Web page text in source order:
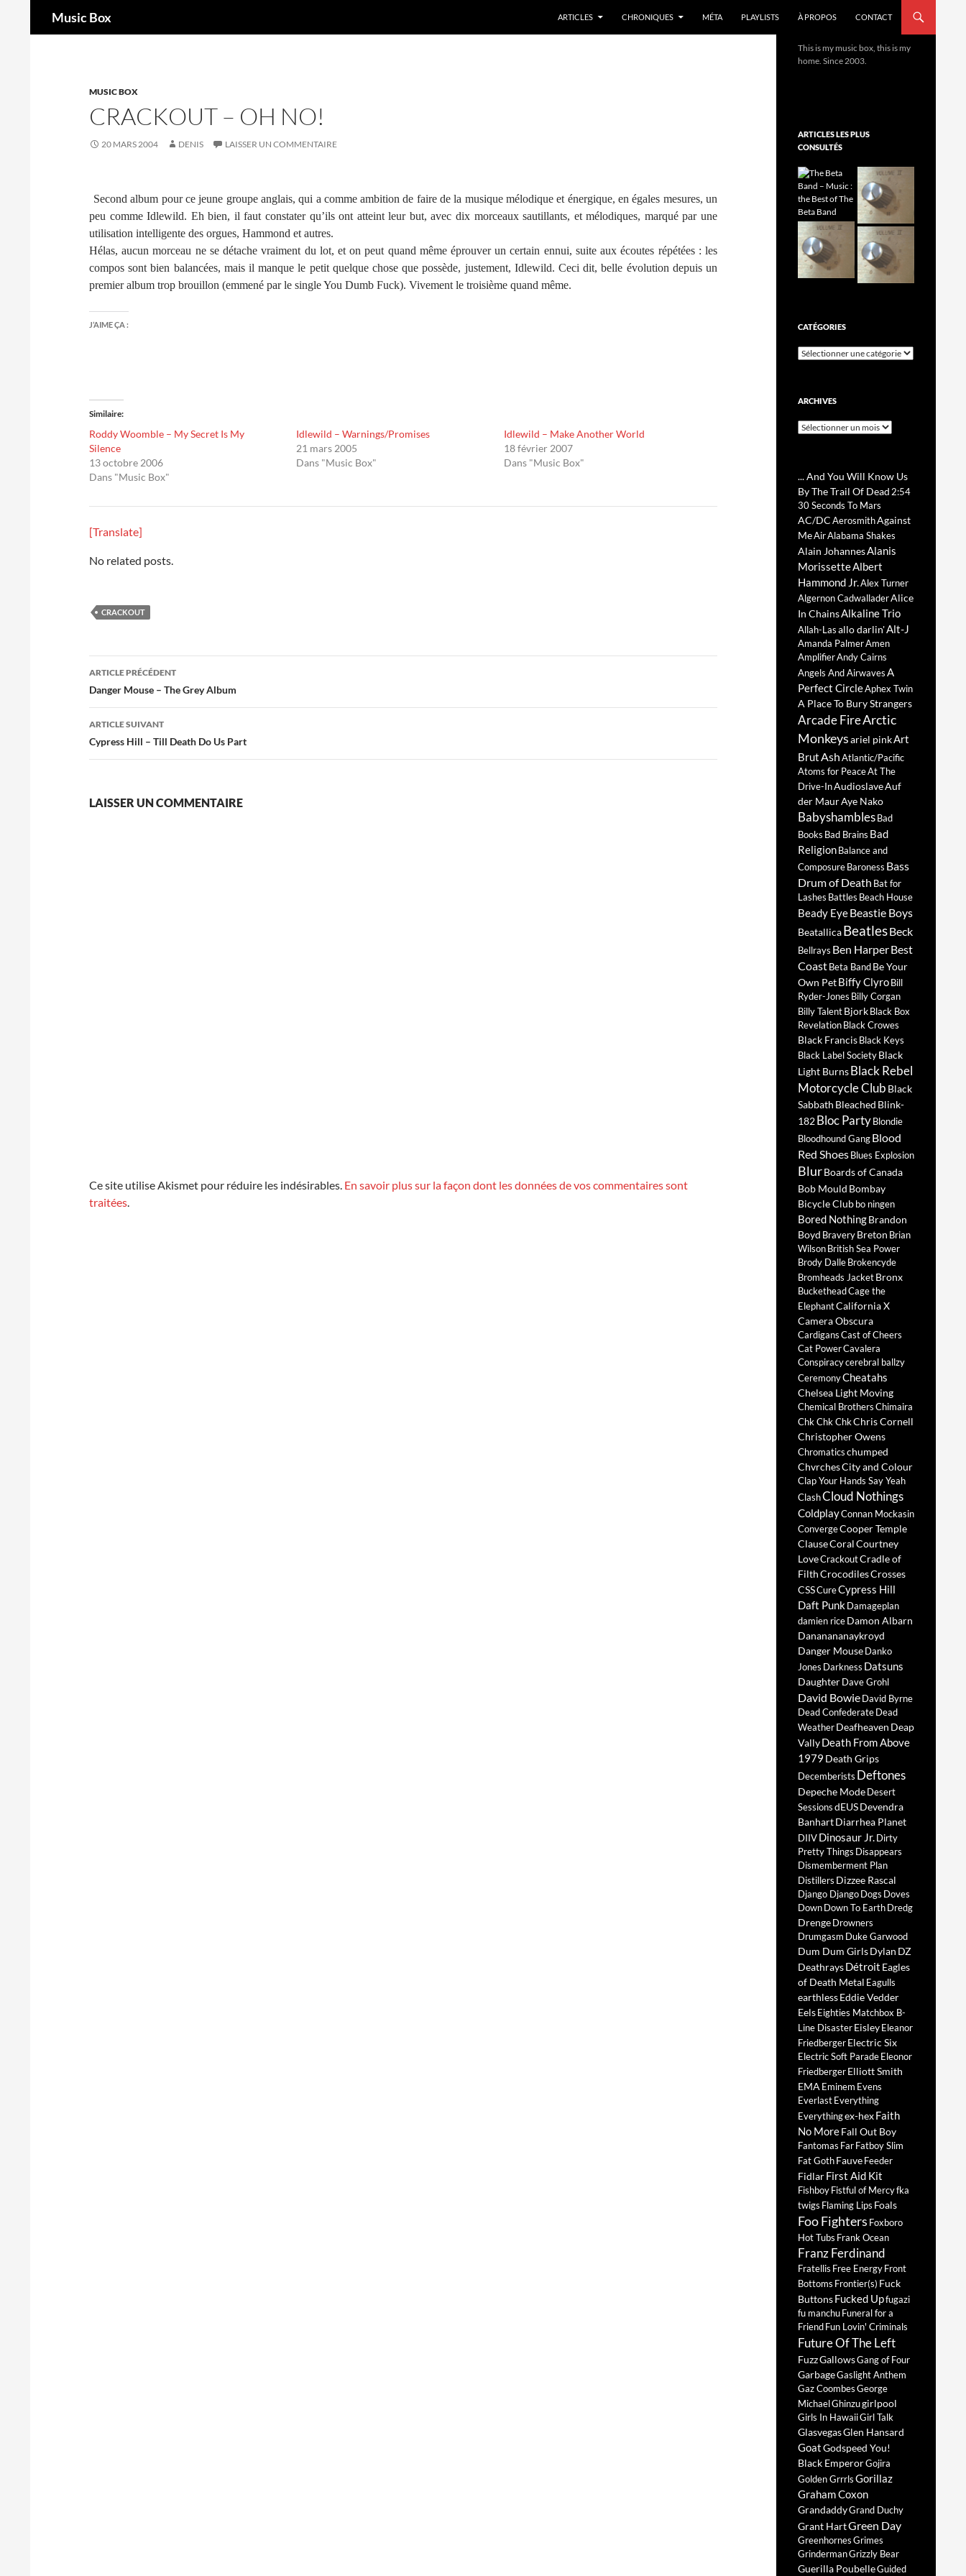
Music Box ARTICLES CHRONIQUES MÉTA PLAYLISTS À PROPOS CONTACT
MUSIC BOX
CRACKOUT – OH NO!
20 MARS 2004 DENIS LAISSER UN COMMENTAIRE
Second album pour ce jeune groupe anglais, qui a comme ambition de faire de la musique mélodique et énergique, en égales mesures, un
peu comme Idlewild. Eh bien, il faut constater qu’ils ont atteint leur but, avec dix morceaux sautillants, et mélodiques, marqué par une
utilisation intelligente des orgues, Hammond et autres.
Hélas, aucun morceau ne se détache vraiment du lot, et on peut quand même éprouver un certain ennui, suite aux écoutes répétées : les
compos sont bien balancées, mais il manque le petit quelque chose que possède, justement, Idlewild. Ceci dit, belle évolution depuis un
premier album trop brouillon (emmené par le single You Dumb Fuck). Vivement le troisième quand même.
J’AIME ÇA :
Similaire
Roddy Woomble – My Secret Is My
Silence
13 octobre 2006
Dans "Music Box"
Idlewild – Warnings/Promises
21 mars 2005
Dans "Music Box"
Idlewild – Make Another World
18 février 2007
Dans "Music Box"
[Translate]
No related posts.
CRACKOUT
Navigation
des
articles
ARTICLE PRÉCÉDENT
Danger Mouse – The Grey Album
ARTICLE SUIVANT
Cypress Hill – Till Death Do Us Part
LAISSER UN COMMENTAIRE
Ce site utilise Akismet pour réduire les indésirables. En savoir plus sur la façon dont les données de vos commentaires sont
traitées.
This is my music box, this is my
home. Since 2003.
ARTICLES LES PLUS
CONSULTÉS
CATÉGORIES
Catégories
ARCHIVES
Archives
... And You Will Know Us
By The Trail Of Dead 2:54
30 Seconds To Mars
AC/DCAerosmithAgainst
MeAirAlabama Shakes
Alain JohannesAlanis
MorissetteAlbert
Hammond Jr.Alex Turner
Algernon CadwalladerAlice
In ChainsAlkaline Trio
Allah-Lasallo darlin'Alt-J
Amanda PalmerAmen
AmplifierAndy Cairns
Angels And AirwavesA
Perfect CircleAphex Twin
A Place To Bury Strangers
Arcade FireArctic
Monkeysariel pinkArt
BrutAshAtlantic/Pacific
Atoms for PeaceAt The
Drive-InAudioslaveAuf
der MaurAye Nako
BabyshamblesBad
Books Bad Brains Bad
ReligionBalance and
ComposureBaroness Bass
Drum of Death Bat for
Lashes Battles Beach House
Beady EyeBeastie Boys
BeatallicaBeatlesBeck
Bellrays Ben HarperBest
CoastBeta BandBe Your
Own PetBiffy ClyroBill
Ryder-Jones Billy Corgan
Billy TalentBjorkBlack Box
RevelationBlack Crowes
Black FrancisBlack Keys
Black Label SocietyBlack
Light Burns Black Rebel
Motorcycle Club Black
Sabbath Bleached Blink-
182 Bloc PartyBlondie
Bloodhound GangBlood
Red ShoesBlues Explosion
BlurBoards of Canada
Bob Mould Bombay
Bicycle Clubbo ningen
Bored NothingBrandon
Boyd BraveryBreton Brian
WilsonBritish Sea Power
Brody DalleBrokencyde
Bromheads JacketBronx
BucketheadCage the
ElephantCalifornia X
Camera Obscura
CardigansCast of Cheers
Cat PowerCavalera
Conspiracycerebral ballzy
CeremonyCheatahs
Chelsea Light Moving
Chemical BrothersChimaira
Chk Chk ChkChris Cornell
Christopher Owens
Chromaticschumped
ChvrchesCity and Colour
Clap Your Hands Say Yeah
ClashCloud Nothings
ColdplayConnan Mockasin
ConvergeCooper Temple
ClauseCoralCourtney
LoveCrackoutCradle of
FilthCrocodilesCrosses
CSSCureCypress Hill
Daft PunkDamageplan
damien riceDamon Albarn
Dananananaykroyd
Danger MouseDanko
Jones Darkness Datsuns
DaughterDave Grohl
David BowieDavid Byrne
Dead ConfederateDead
WeatherDeafheaven Deap
VallyDeath From Above
1979 Death Grips
Decemberists Deftones
Depeche ModeDesert
SessionsdEUSDevendra
BanhartDiarrhea Planet
DIIVDinosaur Jr.Dirty
Pretty Things Disappears
Dismemberment Plan
Distillers Dizzee Rascal
Django DjangoDogs Doves
DownDown To EarthDredg
DrengeDrowners
Drumgasm Duke Garwood
Dum Dum GirlsDylan DZ
DeathraysDétroit Eagles
of Death Metal Eagulls
earthlessEddie Vedder
EelsEighties Matchbox B-
Line DisasterEisleyEleanor
FriedbergerElectric Six
Electric Soft ParadeEleonor
FriedbergerElliott Smith
EMA Eminem Evens
EverlastEverything
Everythingex-hexFaith
No MoreFall Out Boy
Fantomas FarFatboy Slim
Fat GothFauveFeeder
FidlarFirst Aid Kit
FishboyFistful of Mercyfka
twigs Flaming Lips Foals
Foo Fighters Foxboro
Hot Tubs Frank Ocean
Franz Ferdinand
Fratellis Free EnergyFront
Bottoms Frontier(s) Fuck
ButtonsFucked Upfugazi
fu manchuFuneral for a
FriendFun Lovin' Criminals
Future Of The Left
FuzzGallowsGang of Four
GarbageGaslight Anthem
Gaz CoombesGeorge
MichaelGhinzugirlpool
Girls In HawaiiGirl Talk
GlasvegasGlen Hansard
GoatGodspeed You!
Black EmperorGojira
Golden GrrrlsGorillaz
Graham Coxon
GrandaddyGrand Duchy
Grant HartGreen Day
GreenhornesGrimes
GrindermanGrizzly Bear
Guerilla PoubelleGuided